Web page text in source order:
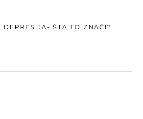
DEPRESIJA- ŠTA TO ZNAČI?